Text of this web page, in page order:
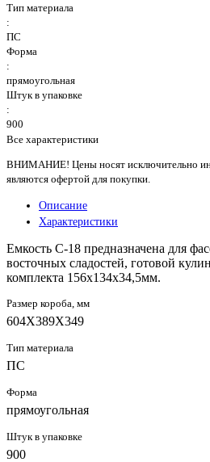
Тип материала
:
ПС
Форма
:
прямоугольная
Штук в упаковке
:
900
Все характеристики
ВНИМАНИЕ! Цены носят исключительно
являются офертой для покупки.
Описание
Характеристики
Емкость С-18 предназначена для
восточных сладостей, готовой
комплекта 156х134х34,5мм.
Размер короба, мм
604Х389Х349
Тип материала
ПС
Форма
прямоугольная
Штук в упаковке
900